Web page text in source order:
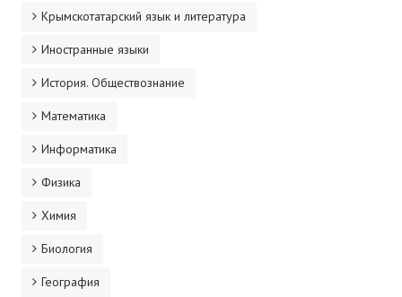
Крымскотатарский язык и литература
Иностранные языки
История. Обществознание
Математика
Информатика
Физика
Химия
Биология
География